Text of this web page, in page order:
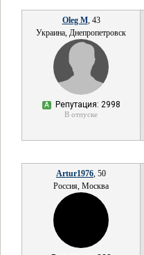
Oleg M, 43
Украина, Днепропетровск
А Репутация: 2998
В отпуске
Artur1976, 50
Россия, Москва